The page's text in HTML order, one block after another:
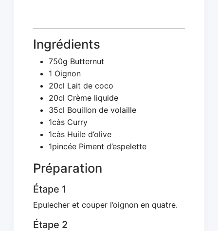
Ingrédients
750g Butternut
1 Oignon
20cl Lait de coco
20cl Crème liquide
35cl Bouillon de volaille
1càs Curry
1càs Huile d’olive
1pincée Piment d’espelette
Préparation
Étape 1
Epulecher et couper l’oignon en quatre.
Étape 2